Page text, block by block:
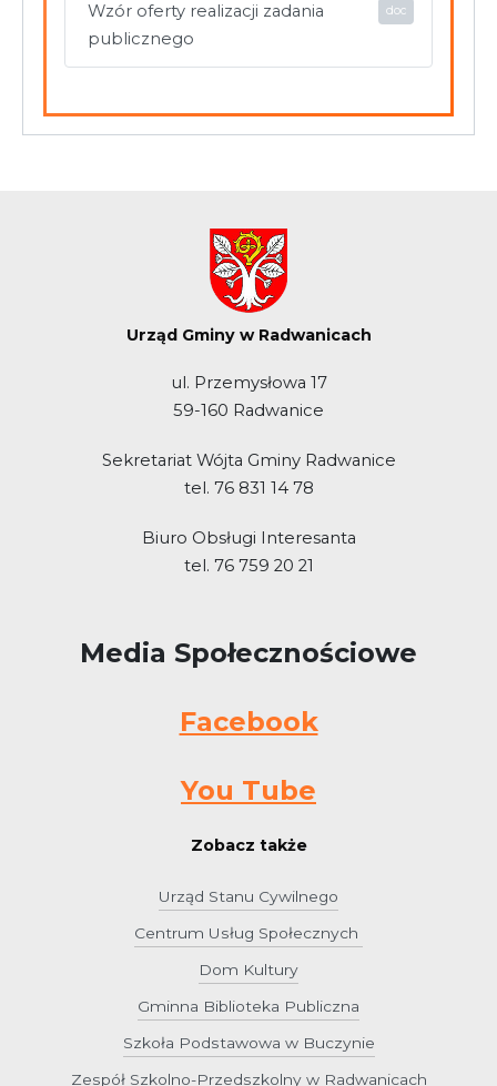
Wzór oferty realizacji zadania
publicznego
Urząd Gminy w Radwanicach
ul. Przemysłowa 17
59-160 Radwanice
Sekretariat Wójta Gminy Radwanice
tel. 76 831 14 78
Biuro Obsługi Interesanta
tel. 76 759 20 21
Media Społecznościowe
Facebook
You Tube
Zobacz także
Urząd Stanu Cywilnego
Centrum Usług Społecznych
Dom Kultury
Gminna Biblioteka Publiczna
Szkoła Podstawowa w Buczynie
Zespół Szkolno-Przedszkolny w Radwanicach